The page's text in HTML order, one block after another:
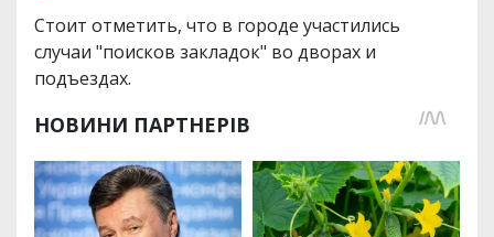
Стоит отметить, что в городе участились
случаи "поисков закладок" во дворах и
подъездах.